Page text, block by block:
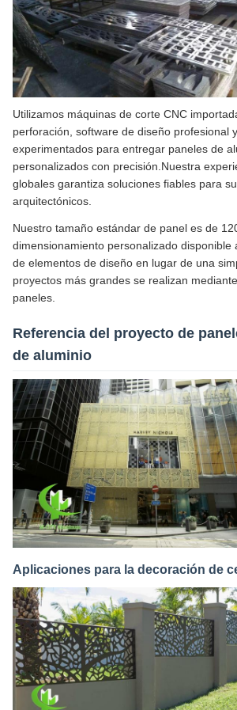
Utilizamos máquinas de corte CNC
perforación, software de diseño profesional
experimentados para entregar paneles de
personalizados con precisión.Nuestra
globales garantiza soluciones fiables para
arquitectónicos.
Nuestro tamaño estándar de panel es de
dimensionamiento personalizado disponible
de elementos de diseño en lugar de una
proyectos más grandes se realizan
paneles.
Referencia del proyecto de
de aluminio
Aplicaciones para la decoración de